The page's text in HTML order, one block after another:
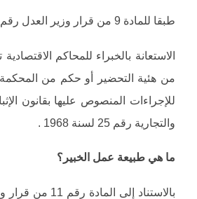
طبقا للمادة 9 من قرار وزير العدل رقم 6928 لسنة 2008
الاستعانة بالخبراء للمحاكم
من هئية التحضير أو حكم من
للإجراءات المنصوص عليها بقانون
والتجارية رقم 25 لسنة 1968 .
ما هي طبيعة عمل الخبير؟